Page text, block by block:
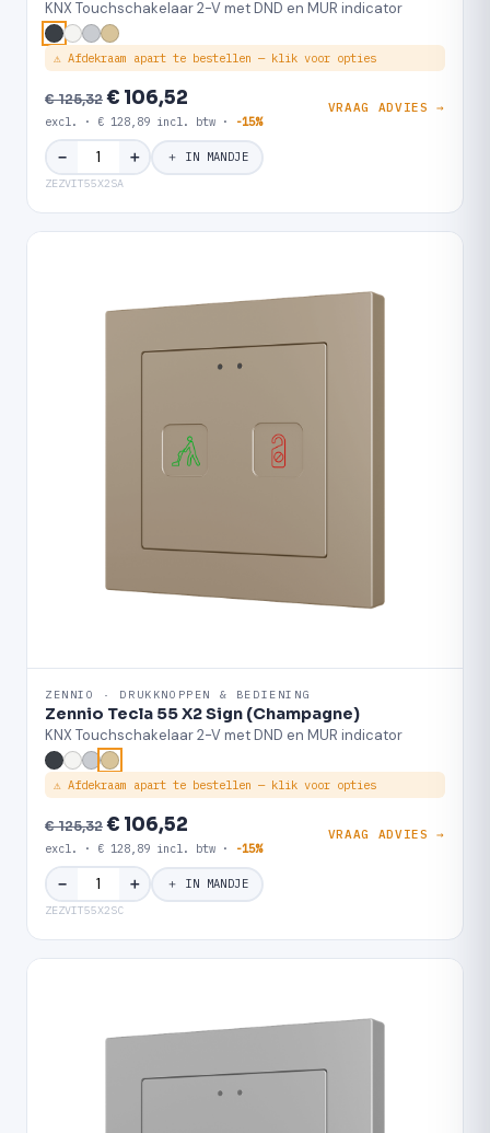
KNX Touchschakelaar 2-V met DND en MUR indicator
⚠ Afdekraam apart te bestellen — klik voor opties
€ 125,32€ 106,52
excl. · € 128,89 incl. btw · -15%
VRAAG ADVIES →
− ＋ ＋ IN MANDJE
ZEZVIT55X2SA
ZENNIO · DRUKKNOPPEN & BEDIENING
Zennio Tecla 55 X2 Sign (Champagne)
KNX Touchschakelaar 2-V met DND en MUR indicator
⚠ Afdekraam apart te bestellen — klik voor opties
€ 125,32€ 106,52
excl. · € 128,89 incl. btw · -15%
VRAAG ADVIES →
− ＋ ＋ IN MANDJE
ZEZVIT55X2SC